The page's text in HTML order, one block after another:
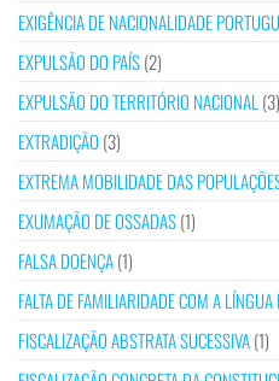
EXIGÊNCIA DE NACIONALIDADE
EXPULSÃO DO PAÍS(2)
EXPULSÃO DO TERRITÓRIO NACIONAL (3)
EXTRADIÇÃO (3)
EXTREMA MOBILIDADE DAS
EXUMAÇÃO DE OSSADAS(1)
FALSA DOENÇA(1)
FALTA DE FAMILIARIDADE COM A
FISCALIZAÇÃO ABSTRATA SUCESSIVA(1)